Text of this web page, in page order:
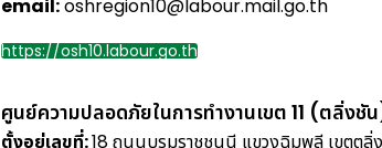
email:oshregion10@labour.mail.go.th
https://osh10.labour.go.th
ศูนย์ความปลอดภัยในการทำงานเขต 11 (ตลิ่งชั
ตั้งอยู่เลขที่:18 ถนนบรมราชชนนี แขวงฉิมพลี เขตตลิ่